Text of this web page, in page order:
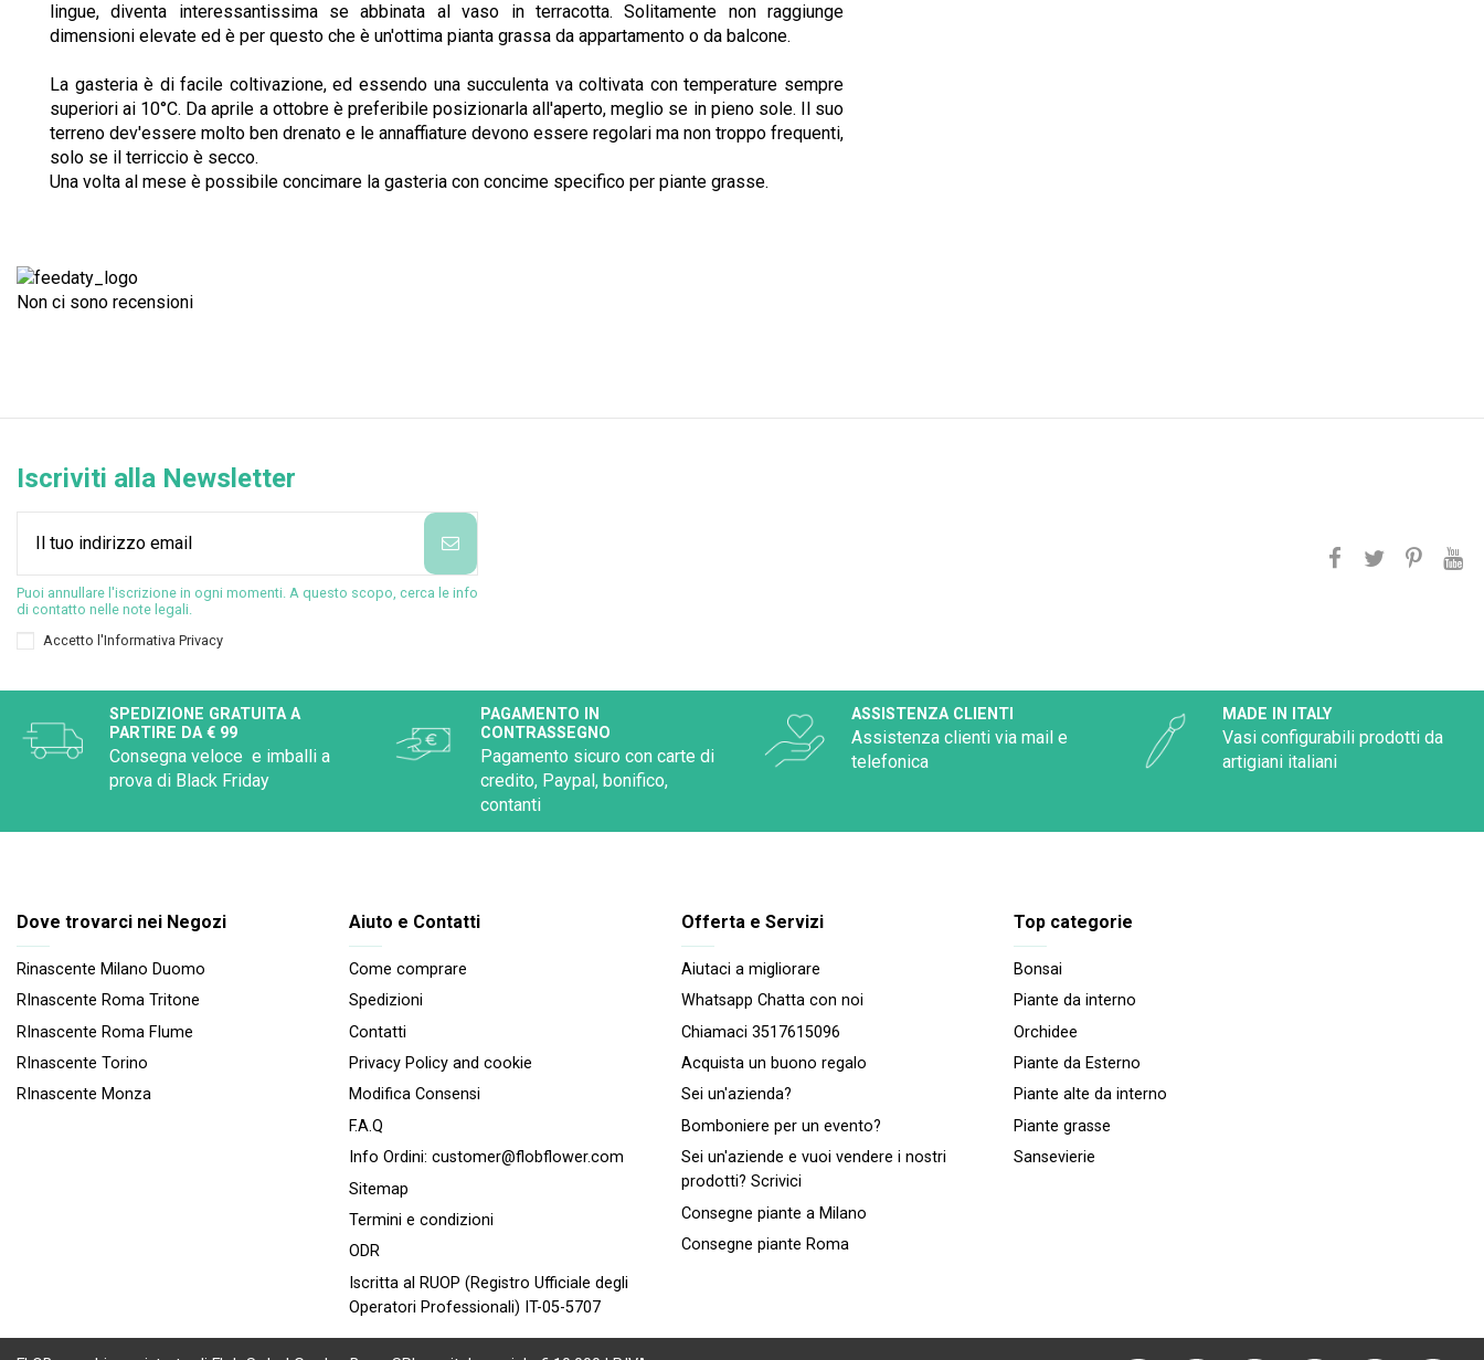
lingue, diventa interessantissima se abbinata al vaso in terracotta. Solitamente non raggiunge
dimensioni elevate ed è per questo che è un'ottima pianta grassa da appartamento o da balcone.
La gasteria è di facile coltivazione, ed essendo una succulenta va coltivata con temperature sempre
superiori ai 10°C. Da aprile a ottobre è preferibile posizionarla all'aperto, meglio se in pieno sole. Il suo
terreno dev'essere molto ben drenato e le annaffiature devono essere regolari ma non troppo frequenti,
solo se il terriccio è secco.
Una volta al mese è possibile concimare la gasteria con concime specifico per piante grasse.
Non ci sono recensioni
Iscriviti alla Newsletter
Puoi annullare l'iscrizione in ogni momenti. A questo scopo, cerca le info
di contatto nelle note legali.
Accetto l'Informativa Privacy
SPEDIZIONE GRATUITA A
PARTIRE DA € 99
Consegna veloce e imballi a
prova di Black Friday
PAGAMENTO IN
CONTRASSEGNO
Pagamento sicuro con carte di
credito, Paypal, bonifico,
contanti
ASSISTENZA CLIENTI
Assistenza clienti via mail e
telefonica
MADE IN ITALY
Vasi configurabili prodotti da
artigiani italiani
Dove trovarci nei Negozi
Rinascente Milano Duomo
RInascente Roma Tritone
RInascente Roma FIume
RInascente Torino
RInascente Monza
Aiuto e Contatti
Come comprare
Spedizioni
Contatti
Privacy Policy and cookie
Modifica Consensi
F.A.Q
Info Ordini: customer@flobflower.com
Sitemap
Termini e condizioni
ODR
Iscritta al RUOP (Registro Ufficiale degli
Operatori Professionali) IT-05-5707
Offerta e Servizi
Aiutaci a migliorare
Whatsapp Chatta con noi
Chiamaci 3517615096
Acquista un buono regalo
Sei un'azienda?
Bomboniere per un evento?
Sei un'aziende e vuoi vendere i nostri
prodotti? Scrivici
Consegne piante a Milano
Consegne piante Roma
Top categorie
Bonsai
Piante da interno
Orchidee
Piante da Esterno
Piante alte da interno
Piante grasse
Sansevierie